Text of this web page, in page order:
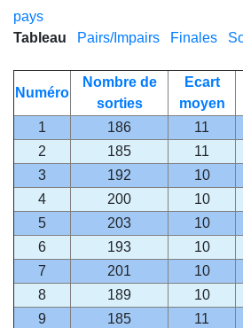
pays
Tableau
Pairs/Impairs Finales
Numéro
Nombre de
sorties
Ecart
moyen
1
186 11
2
185 11
3
192 10
4
200 10
5
203 10
6
193 10
7
201 10
8
189 10
9
185 11